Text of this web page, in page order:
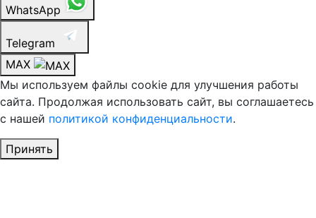
WhatsApp
Telegram
MAX
Мы используем файлы cookie для улучшения работы
сайта. Продолжая использовать сайт, вы соглашаетесь
с нашей политикой конфиденциальности.
Принять